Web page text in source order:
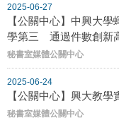
2025-06-27
【公關中心】中興大
學第三 通過件數創新
秘書室媒體公關中心
2025-06-24
【公關中心】興大教
秘書室媒體公關中心